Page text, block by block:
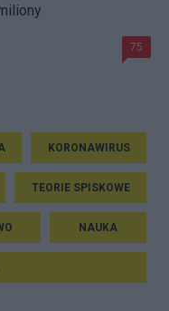
75
KORONAWIRUS
TEORIE SPISKOWE
NAUKA